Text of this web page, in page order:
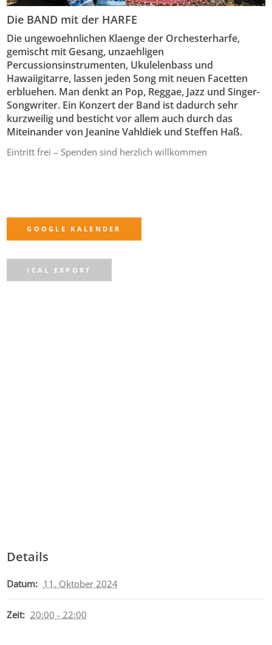
Die BAND mit der HARFE
Die ungewoehnlichen Klaenge der Orchesterharfe,
gemischt mit Gesang, unzaehligen
Percussionsinstrumenten, Ukulelenbass und
Hawaiigitarre, lassen jeden Song mit neuen Facetten
erbluehen. Man denkt an Pop, Reggae, Jazz und Singer-
Songwriter. Ein Konzert der Band ist dadurch sehr
kurzweilig und besticht vor allem auch durch das
Miteinander von Jeanine Vahldiek und Steffen Haß.
Eintritt frei – Spenden sind herzlich willkommen
GOOGLE KALENDER
ICAL EXPORT
Details
Datum: 11. Oktober 2024
Zeit: 20:00 - 22:00